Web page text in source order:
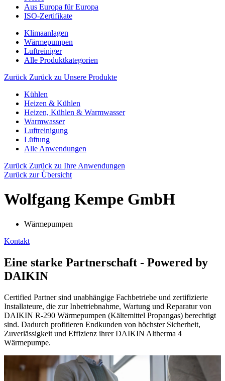
Aus Europa für Europa
ISO-Zertifikate
Klimaanlagen
Wärmepumpen
Luftreiniger
Alle Produktkategorien
Zurück Zurück zu Unsere Produkte
Kühlen
Heizen & Kühlen
Heizen, Kühlen & Warmwasser
Warmwasser
Luftreinigung
Lüftung
Alle Anwendungen
Zurück Zurück zu Ihre Anwendungen
Zurück zur Übersicht
Wolfgang Kempe GmbH
Wärmepumpen
Kontakt
Eine starke Partnerschaft - Powered by
DAIKIN
Certified Partner sind unabhängige Fachbetriebe und zertifizierte
Installateure, die zur Inbetriebnahme, Wartung und Reparatur von
DAIKIN R-290 Wärmepumpen (Kältemittel Propangas) berechtigt
sind. Dadurch profitieren Endkunden von höchster Sicherheit,
Zuverlässigkeit und Effizienz ihrer DAIKIN Altherma 4
Wärmepumpe.